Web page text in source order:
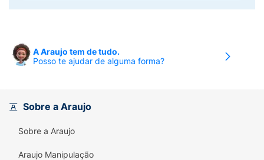
A Araujo tem de tudo.
Posso te ajudar de alguma forma?
Sobre a Araujo
Sobre a Araujo
Araujo Manipulação